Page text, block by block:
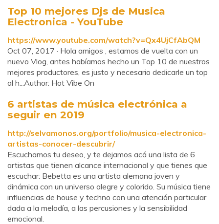
Top 10 mejores Djs de Musica
Electronica - YouTube
https://www.youtube.com/watch?v=Qx4UjCfAbQM
Oct 07, 2017 · Hola amigos , estamos de vuelta con un
nuevo Vlog, antes habíamos hecho un Top 10 de nuestros
mejores productores, es justo y necesario dedicarle un top
al h...Author: Hot Vibe On
6 artistas de música electrónica a
seguir en 2019
http://selvamonos.org/portfolio/musica-electronica-
artistas-conocer-descubrir/
Escuchamos tu deseo, y te dejamos acá una lista de 6
artistas que tienen alcance internacional y que tienes que
escuchar: Bebetta es una artista alemana joven y
dinámica con un universo alegre y colorido. Su música tiene
influencias de house y techno con una atención particular
dada a la melodía, a las percusiones y la sensibilidad
emocional.